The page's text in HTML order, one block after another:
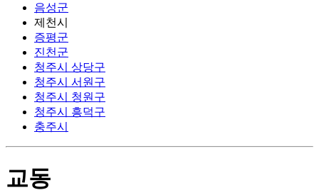
음성군
제천시
증평군
진천군
청주시 상당구
청주시 서원구
청주시 청원구
청주시 흥덕구
충주시
교동